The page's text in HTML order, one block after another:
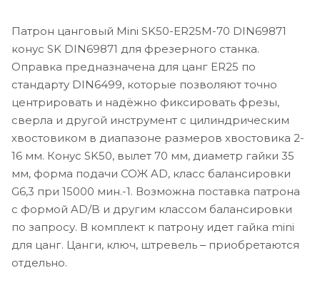
Патрон цанговый Mini SK50-ER25M-70 DIN69871
конус SK DIN69871 для фрезерного станка.
Оправка предназначена для цанг ER25 по
стандарту DIN6499, которые позволяют точно
центрировать и надёжно фиксировать фрезы,
сверла и другой инструмент с цилиндрическим
хвостовиком в диапазоне размеров хвостовика 2-
16 мм. Конус SK50, вылет 70 мм, диаметр гайки 35
мм, форма подачи СОЖ AD, класс балансировки
G6,3 при 15000 мин.-1. Возможна поставка патрона
с формой AD/B и другим классом балансировки
по запросу. В комплект к патрону идет гайка mini
для цанг. Цанги, ключ, штревель ‒ приобретаются
отдельно.